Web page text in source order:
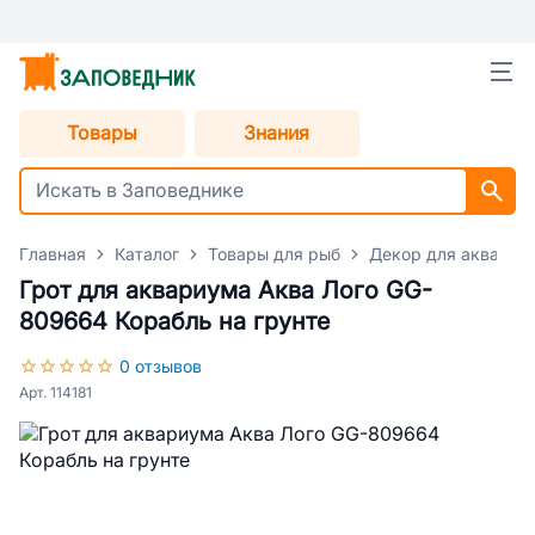
Товары Знания
Главная Каталог Товары для рыб Декор для
Грот для аквариума Аква Лого GG-
809664 Корабль на грунте
0 отзывов
Арт. 114181